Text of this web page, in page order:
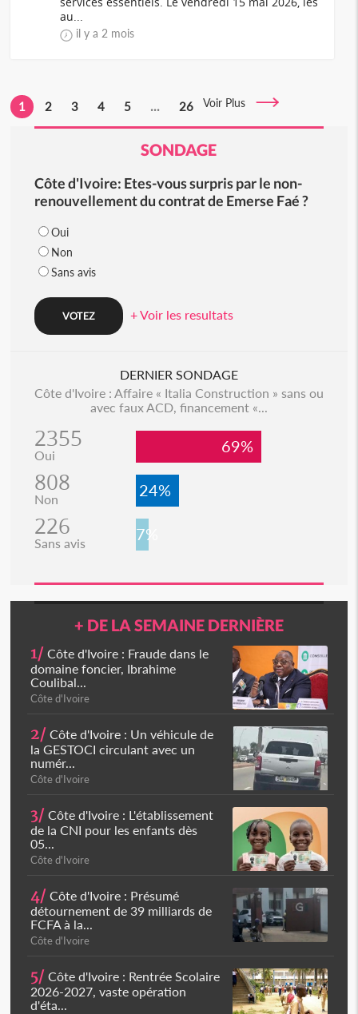
au...
il y a 2 mois
1 2 3 4 5 ... 26 Voir Plus
SONDAGE
Côte d'Ivoire: Etes-vous surpris par le non-
renouvellement du contrat de Emerse Faé ?
Oui
Non
Sans avis
+ Voir les resultats
DERNIER SONDAGE
Côte d'Ivoire : Affaire « Italia Construction » sans ou
avec faux ACD, financement «...
2355
Oui 69%
808
Non 24%
226
Sans avis 7%
+ DE LA SEMAINE DERNIÈRE
1/ Côte d'Ivoire : Fraude dans le
domaine foncier, Ibrahime
Coulibal...
Côte d'Ivoire
2/ Côte d'Ivoire : Un véhicule de
la GESTOCI circulant avec un
numér...
Côte d'Ivoire
3/ Côte d'Ivoire : L'établissement
de la CNI pour les enfants dès
05...
Côte d'Ivoire
4/ Côte d'Ivoire : Présumé
détournement de 39 milliards de
FCFA à la...
Côte d'Ivoire
5/ Côte d'Ivoire : Rentrée Scolaire
2026-2027, vaste opération
d'éta...